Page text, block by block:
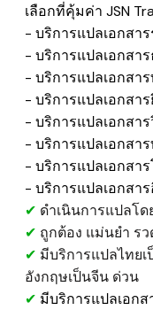
เลือกที่​คุ้มค่า JSN
- บริการแปลเอกสา
​- บริการแปลเอกสา
- บริการแปลเอกสา
​- บริการแปลเอกสา
​- บริการแปลเอกสา
​- บริการแปลเอกสา
- บริการแปลเอกสา
​- บริการแปลเอกสา
✔ ดำเนินการแปลโ
✔ ถูกต้อง แม่นยำ ร
✔ มีบริการแปลไทยเ
อังกฤษเป็นจีน ด่วน
✔ มีบริการแปลเอก